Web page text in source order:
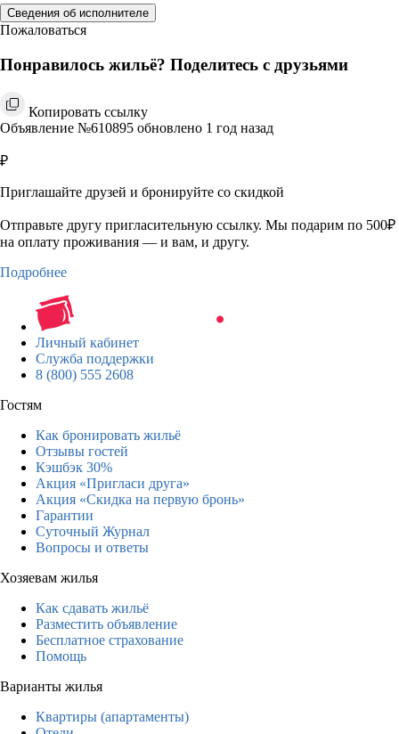
Сведения об исполнителе
Пожаловаться
Понравилось жильё? Поделитесь с друзьями
Копировать ссылку
Объявление №610895 обновлено 1 год назад
₽
Приглашайте друзей и бронируйте со скидкой
Отправьте другу пригласительную ссылку. Мы подарим по 500₽
на оплату проживания — и вам, и другу.
Подробнее
Личный кабинет
Служба поддержки
8 (800) 555 2608
Гостям
Как бронировать жильё
Отзывы гостей
Кэшбэк 30%
Акция «Пригласи друга»
Акция «Скидка на первую бронь»
Гарантии
Суточный Журнал
Вопросы и ответы
Хозяевам жилья
Как сдавать жильё
Разместить объявление
Бесплатное страхование
Помощь
Варианты жилья
Квартиры (апартаменты)